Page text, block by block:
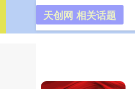
天创网 相关话题